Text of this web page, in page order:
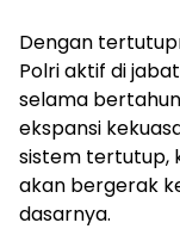
Dengan
Polri aktif di
selama
ekspansi
sistem tertutup,
akan bergerak
dasarnya.